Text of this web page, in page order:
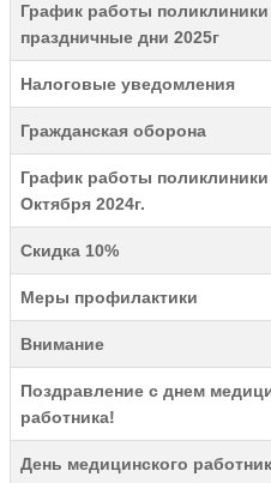
График работы поликлиники
праздничные дни 2025г
Налоговые уведомления
Гражданская оборона
График работы поликлиники
Октября 2024г.
Скидка 10%
Меры профилактики
Внимание
Поздравление с днем
работника!
День медицинского